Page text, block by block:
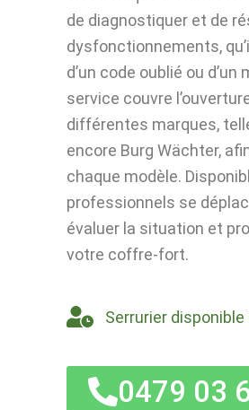
de diagnostiquer et de
dysfonctionnements,
d’un code oublié ou
service couvre
différentes marques,
encore Burg Wächter,
chaque modèle.
professionnels se
évaluer la situation et
votre coffre-fort.
Serrurier disponible
0479 03